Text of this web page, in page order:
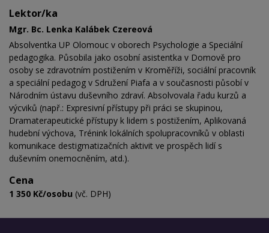
Lektor/ka
Mgr. Bc. Lenka Kalábek Czereová
Absolventka UP Olomouc v oborech Psychologie a Speciální
pedagogika. Působila jako osobní asistentka v Domově pro
osoby se zdravotním postižením v Kroměříži, sociální pracovník
a speciální pedagog v Sdružení Piafa a v současnosti působí v
Národním ústavu duševního zdraví. Absolvovala řadu kurzů a
výcviků (např.: Expresivní přístupy při práci se skupinou,
Dramaterapeutické přístupy k lidem s postižením, Aplikovaná
hudební výchova, Trénink lokálních spolupracovníků v oblasti
komunikace destigmatizačních aktivit ve prospěch lidí s
duševním onemocněním, atd.).
Cena
1 350 Kč/osobu (vč. DPH)